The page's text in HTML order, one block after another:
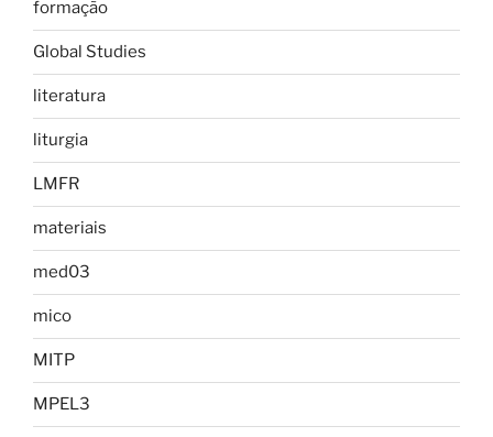
formação
Global Studies
literatura
liturgia
LMFR
materiais
med03
mico
MITP
MPEL3